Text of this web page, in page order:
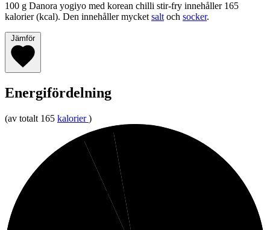
100 g Danora yogiyo med korean chilli stir-fry innehåller 165
kalorier (kcal). Den innehåller mycketsaltoch socker.
Jämför
Energifördelning
(av totalt 165 kalorier )
Protein
3%
Fett